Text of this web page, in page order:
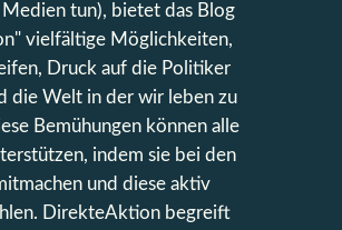
tun), bietet das Blog
vielfältige Möglichkeiten,
Druck auf die Politiker
die Welt in der wir leben zu
Bemühungen können alle
indem sie bei den
und diese aktiv
DirekteAktion begreift